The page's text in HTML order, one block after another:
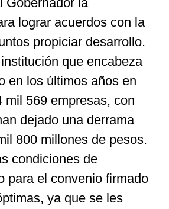
lograr acuerdos con la
propiciar desarrollo.
que encabeza
en los últimos años en
mil 569 empresas, con
dejado una derrama
800 millones de pesos.
condiciones de
para el convenio firmado
ya que se les